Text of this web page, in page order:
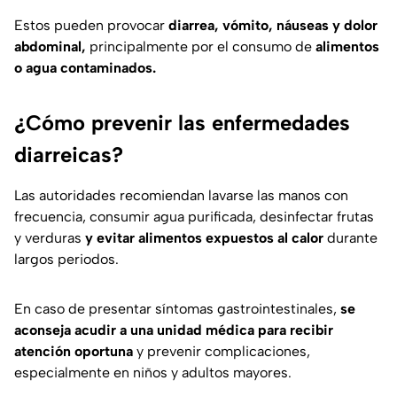
Estos pueden provocar diarrea, vómito, náuseas y dolor
abdominal, principalmente por el consumo de alimentos
o agua contaminados.
¿Cómo prevenir las enfermedades
diarreicas?
Las autoridades recomiendan lavarse las manos con
frecuencia, consumir agua purificada, desinfectar frutas
y verduras y evitar alimentos expuestos al calor durante
largos periodos.
En caso de presentar síntomas gastrointestinales, se
aconseja acudir a una unidad médica para recibir
atención oportuna y prevenir complicaciones,
especialmente en niños y adultos mayores.